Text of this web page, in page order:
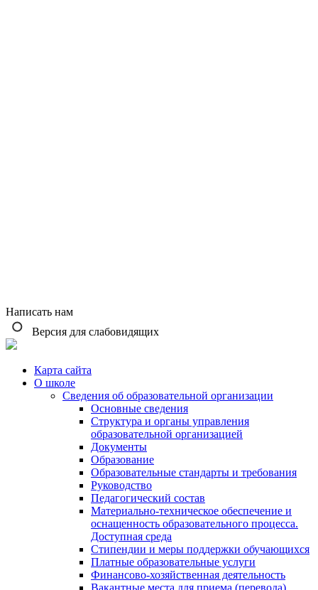
Написать нам
Версия для слабовидящих
Карта сайта
О школе
Сведения об образовательной организации
Основные сведения
Структура и органы управления
образовательной организацией
Документы
Образование
Образовательные стандарты и требования
Руководство
Педагогический состав
Материально-техническое обеспечение и
оснащенность образовательного процесса.
Доступная среда
Стипендии и меры поддержки обучающихся
Платные образовательные услуги
Финансово-хозяйственная деятельность
Вакантные места для приема (перевода)